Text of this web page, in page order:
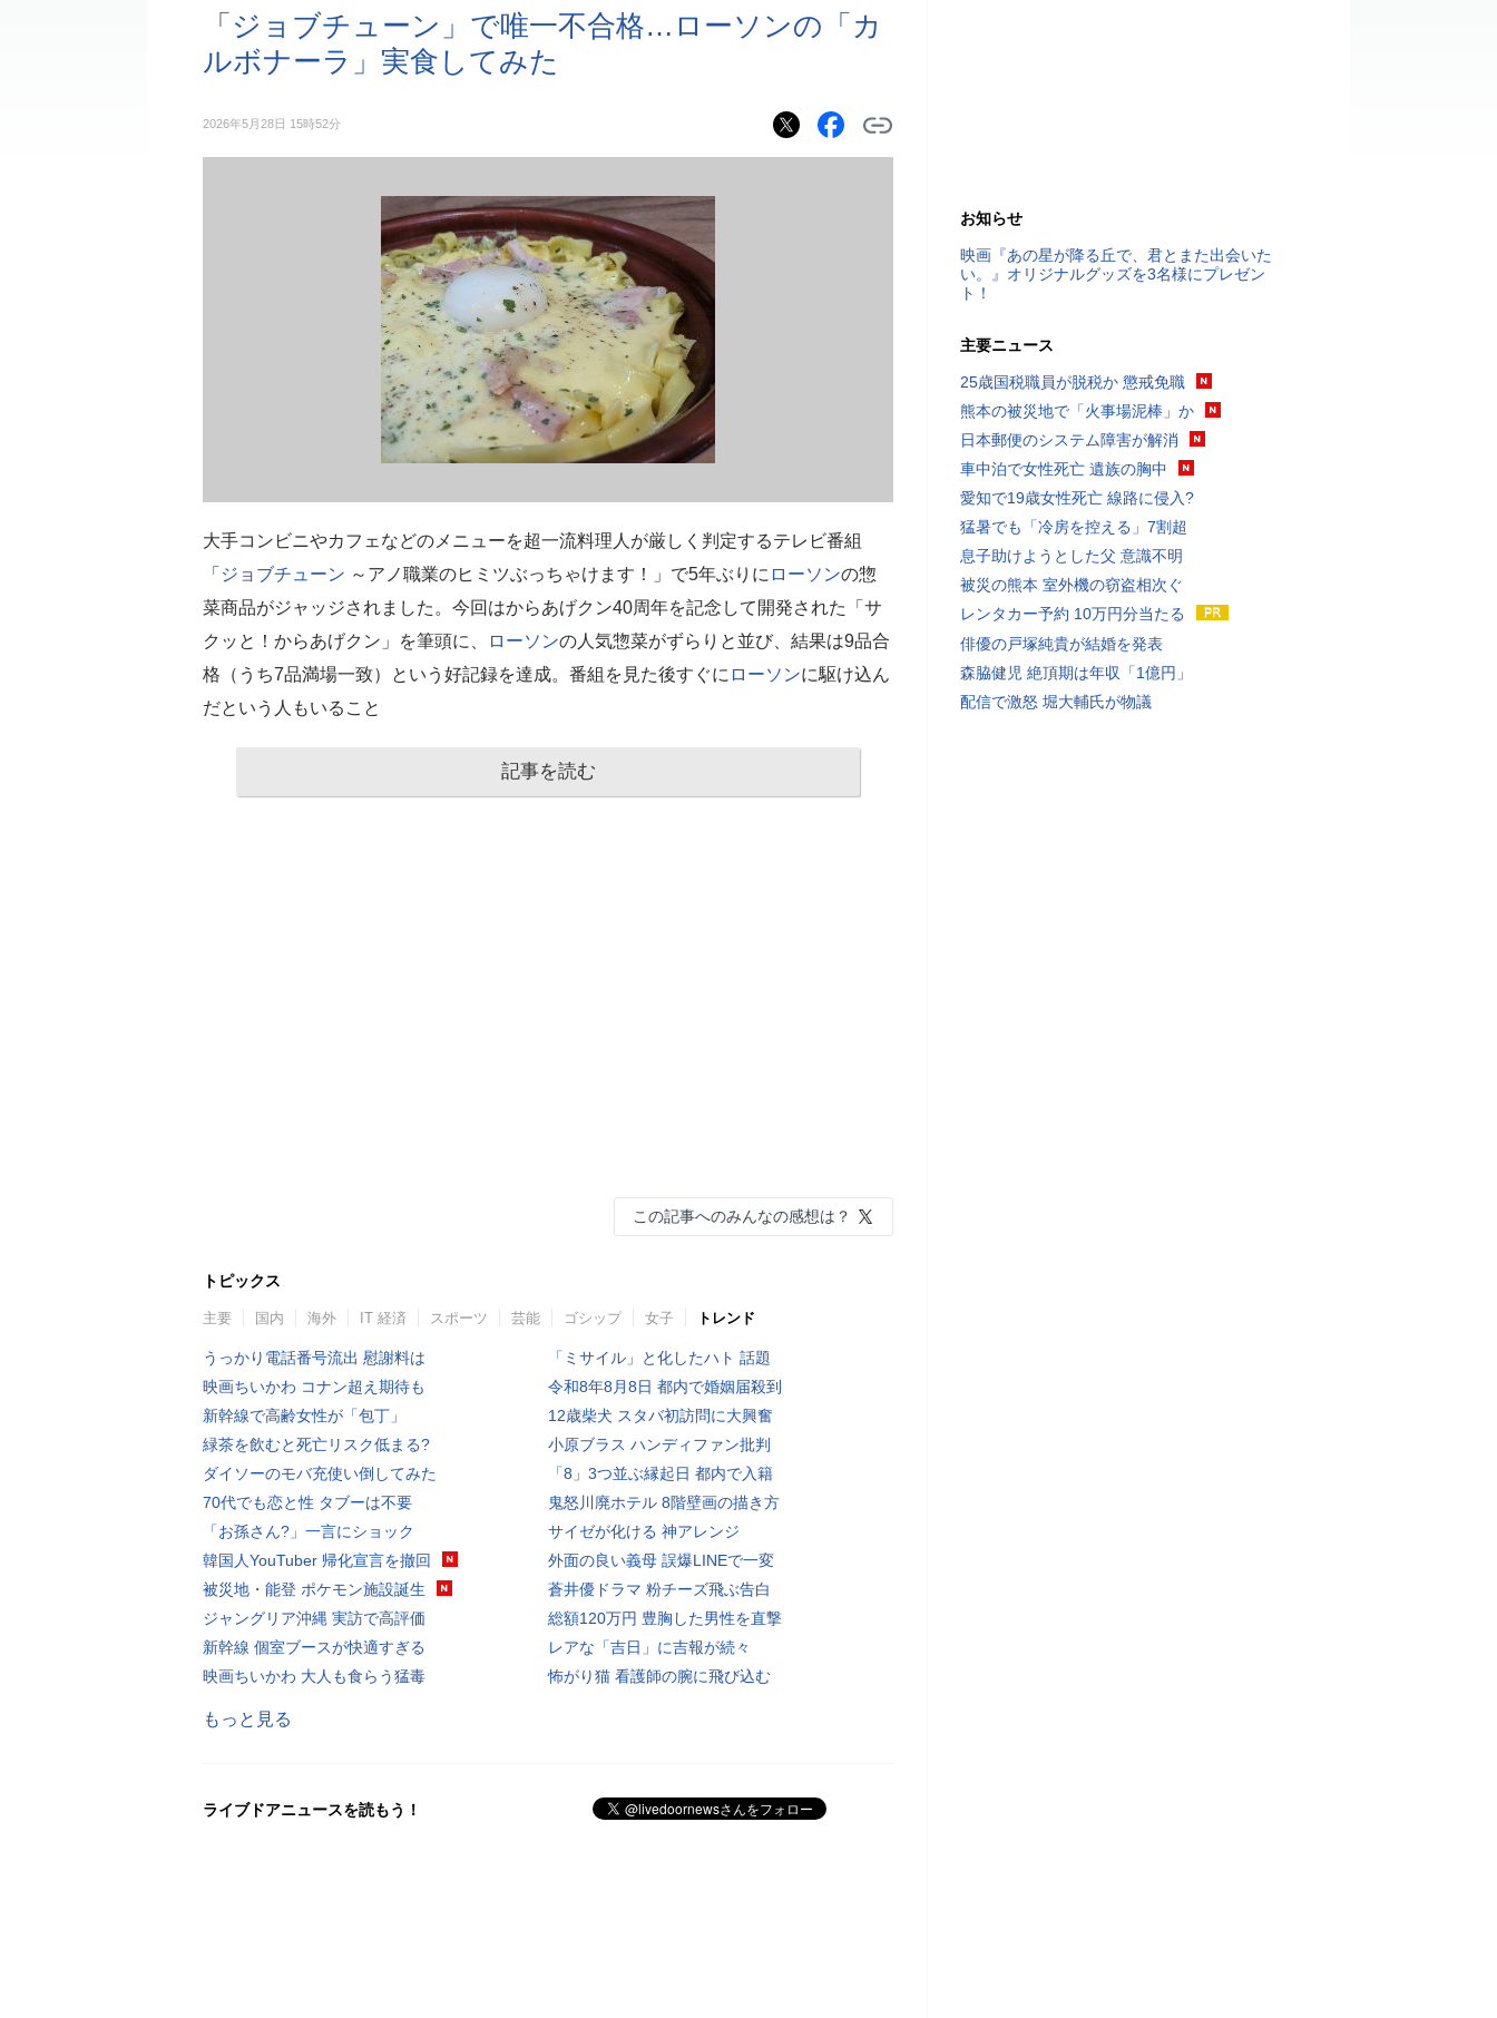
「ジョブチューン」で唯一不合格…ローソンの「カ
ルボナーラ」実食してみた
2026年5月28日 15時52分
大手コンビニやカフェなどのメニューを超一流料理人が厳しく判定するテレビ番組
「 ジョブチューン ～アノ職業のヒミツぶっちゃけます！」で5年ぶりに ローソンの惣
菜商品がジャッジされました。今回はからあげクン40周年を記念して開発された「サ
クッと！からあげクン」を筆頭に、
ローソンの人気惣菜がずらりと並び、結果は9品合
格（うち7品満場一致）という好記録を達成。番組を見た後すぐに ローソンに駆け込ん
だという人もいること
記事を読む
この記事へのみんなの感想は？
トピックス
主要 国内 海外 IT 経済 スポーツ 芸能 ゴシップ 女子 トレンド
うっかり電話番号流出 慰謝料は
映画ちいかわ コナン超え期待も
新幹線で高齢女性が「包丁」
緑茶を飲むと死亡リスク低まる?
ダイソーのモバ充使い倒してみた
70代でも恋と性 タブーは不要
「お孫さん?」一言にショック
韓国人YouTuber 帰化宣言を撤回
被災地・能登 ポケモン施設誕生
ジャングリア沖縄 実訪で高評価
新幹線 個室ブースが快適すぎる
映画ちいかわ 大人も食らう猛毒
「ミサイル」と化したハト 話題
令和8年8月8日 都内で婚姻届殺到
12歳柴犬 スタバ初訪問に大興奮
小原ブラス ハンディファン批判
「8」3つ並ぶ縁起日 都内で入籍
鬼怒川廃ホテル 8階壁画の描き方
サイゼが化ける 神アレンジ
外面の良い義母 誤爆LINEで一変
蒼井優ドラマ 粉チーズ飛ぶ告白
総額120万円 豊胸した男性を直撃
レアな「吉日」に吉報が続々
怖がり猫 看護師の腕に飛び込む
もっと見る
ライブドアニュースを読もう！
お知らせ
映画『あの星が降る丘で、君とまた出会いた
い。』オリジナルグッズを3名様にプレゼン
ト！
主要ニュース
25歳国税職員が脱税か 懲戒免職
熊本の被災地で「火事場泥棒」か
日本郵便のシステム障害が解消
車中泊で女性死亡 遺族の胸中
愛知で19歳女性死亡 線路に侵入?
猛暑でも「冷房を控える」7割超
息子助けようとした父 意識不明
被災の熊本 室外機の窃盗相次ぐ
レンタカー予約 10万円分当たる
俳優の戸塚純貴が結婚を発表
森脇健児 絶頂期は年収「1億円」
配信で激怒 堀大輔氏が物議